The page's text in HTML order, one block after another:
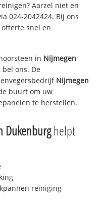
Aarzel niet en
024-2042424. Bij ons
snel en
in Nijmegen
ons. De
Nijmegen
buurt om uw
te herstellen.
Dukenburghelpt
reiniging